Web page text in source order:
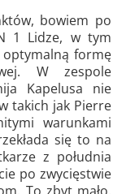
bowiem po
1 Lidze, w tym
formę
W zespole
Kapelusa nie
takich jak Pierre
warunkami
się to na
z południa
po zwycięstwie